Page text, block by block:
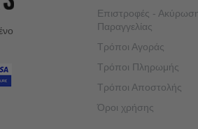
Επιστροφές -
Παραγγελίας
Τρόποι Αγοράς
Τρόποι Πληρωμής
Τρόποι Αποστολής
Όροι χρήσης